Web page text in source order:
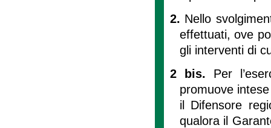
2. Nello
effettuati, ove
gli interventi di
2 bis. Per
promuove
il Difensore
qualora il